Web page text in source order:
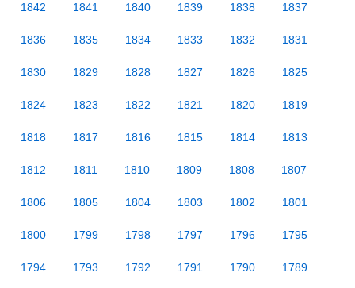
1842 1841 1840 1839 1838 1837
1836 1835 1834 1833 1832 1831
1830 1829 1828 1827 1826 1825
1824 1823 1822 1821 1820 1819
1818 1817 1816 1815 1814 1813
1812 1811 1810 1809 1808 1807
1806 1805 1804 1803 1802 1801
1800 1799 1798 1797 1796 1795
1794 1793 1792 1791 1790 1789